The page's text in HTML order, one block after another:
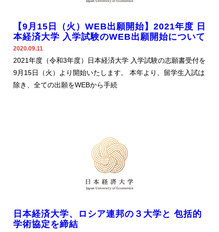
【9月15日（火）WEB出願開始】2021年度 日
本経済大学 入学試験のWEB出願開始について
2020.09.11
2021年度（令和3年度）日本経済大学 入学試験の志願書受付を
9月15日（火）より開始いたします。 本年より、留学生入試は
除き、全ての出願をWEBから手続
日本経済大学、ロシア連邦の３大学と 包括的
学術協定を締結